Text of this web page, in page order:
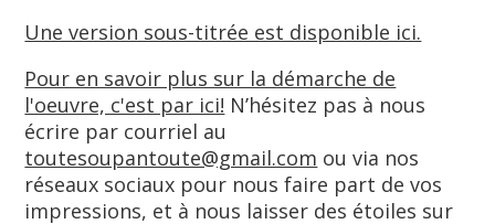
Une version sous-titrée est disponible ici.
Pour en savoir plus sur la démarche de
l'oeuvre, c'est par ici! N’hésitez pas à nous
écrire par courriel au
toutesoupantoute@gmail.com ou via nos
réseaux sociaux pour nous faire part de vos
impressions, et à nous laisser des étoiles sur